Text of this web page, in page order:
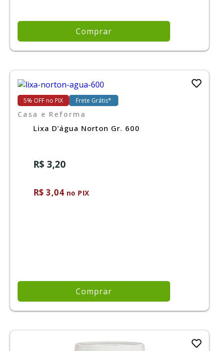
Comprar
5% OFF no PIX Frete Grátis*
Casa e Reforma
Lixa D'água Norton Gr. 600
R$ 3,20
R$ 3,04 no PIX
Comprar